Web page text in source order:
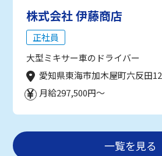
株式会社 伊藤商店
正社員
大型ミキサー車のドライバー
愛知県東海市加木屋町六反田12
月給297,500円～
一覧を見る